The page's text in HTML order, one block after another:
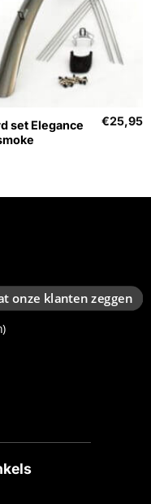
set Elegance
€25,95
onze klanten zeggen